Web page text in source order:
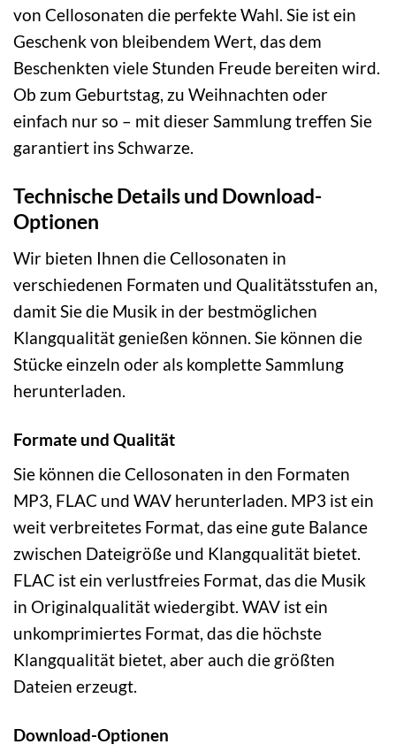
von Cellosonaten die perfekte Wahl. Sie ist ein
Geschenk von bleibendem Wert, das dem
Beschenkten viele Stunden Freude bereiten wird.
Ob zum Geburtstag, zu Weihnachten oder
einfach nur so – mit dieser Sammlung treffen Sie
garantiert ins Schwarze.
Technische Details und Download-
Optionen
Wir bieten Ihnen die Cellosonaten in
verschiedenen Formaten und Qualitätsstufen an,
damit Sie die Musik in der bestmöglichen
Klangqualität genießen können. Sie können die
Stücke einzeln oder als komplette Sammlung
herunterladen.
Formate und Qualität
Sie können die Cellosonaten in den Formaten
MP3, FLAC und WAV herunterladen. MP3 ist ein
weit verbreitetes Format, das eine gute Balance
zwischen Dateigröße und Klangqualität bietet.
FLAC ist ein verlustfreies Format, das die Musik
in Originalqualität wiedergibt. WAV ist ein
unkomprimiertes Format, das die höchste
Klangqualität bietet, aber auch die größten
Dateien erzeugt.
Download-Optionen